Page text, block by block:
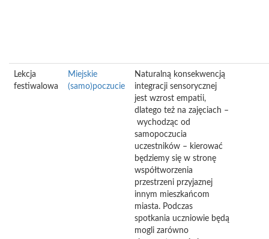
Lekcja
festiwalowa
Miejskie
(samo)poczucie
Naturalną konsekwencją
integracji sensorycznej
jest wzrost empatii,
dlatego też na zajęciach –
wychodząc od
samopoczucia
uczestników – kierować
będziemy się w stronę
współtworzenia
przestrzeni przyjaznej
innym mieszkańcom
miasta. Podczas
spotkania uczniowie będą
mogli zarówno